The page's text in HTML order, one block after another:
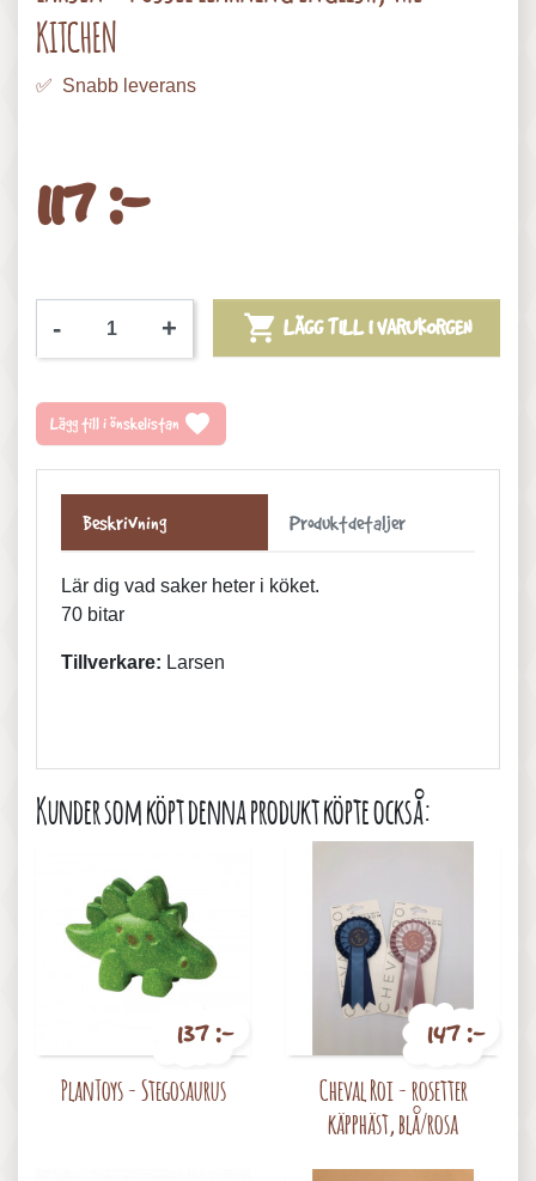
KITCHEN
✅ Snabb leverans
117 :-
- +  LÄGG TILL I VARUKORGEN
Lägg till i önskelistan favorite
Beskrivning Produktdetaljer
Lär dig vad saker heter i köket.
70 bitar
Tillverkare: Larsen
Kunder som köpt denna produkt köpte också:
137 :-
PlanToys - Stegosaurus
147 :-
Cheval Roi - rosetter
käpphäst, blå/rosa